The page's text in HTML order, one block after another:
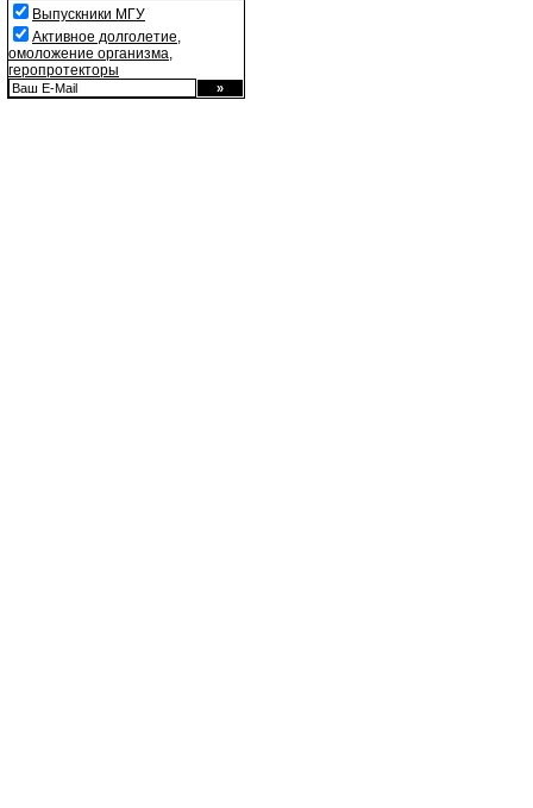
Выпускники МГУ
Активное долголетие,
омоложение организма,
геропротекторы